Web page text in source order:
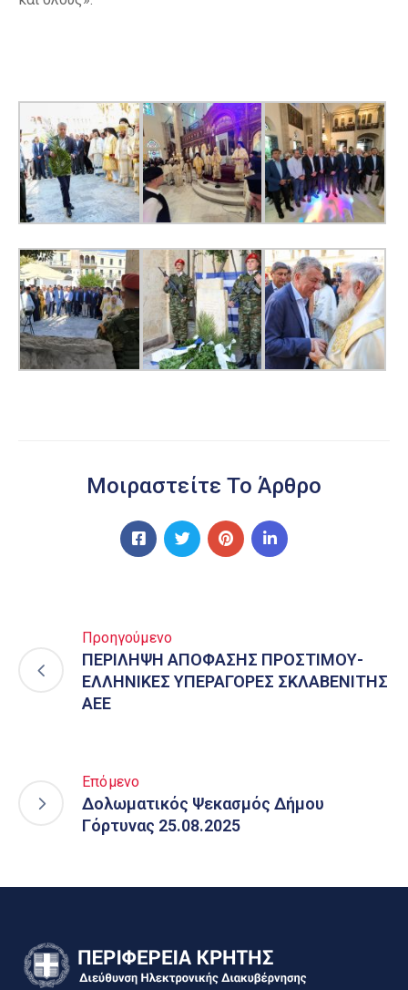
Μοιραστείτε Το Άρθρο
Προηγούμενο
ΠΕΡΙΛΗΨΗ ΑΠΟΦΑΣΗΣ ΠΡΟΣΤΙΜΟΥ-
ΕΛΛΗΝΙΚΕΣ ΥΠΕΡΑΓΟΡΕΣ ΣΚΛΑΒΕΝΙΤΗΣ
ΑΕΕ
Επόμενο
Δολωματικός Ψεκασμός Δήμου
Γόρτυνας 25.08.2025